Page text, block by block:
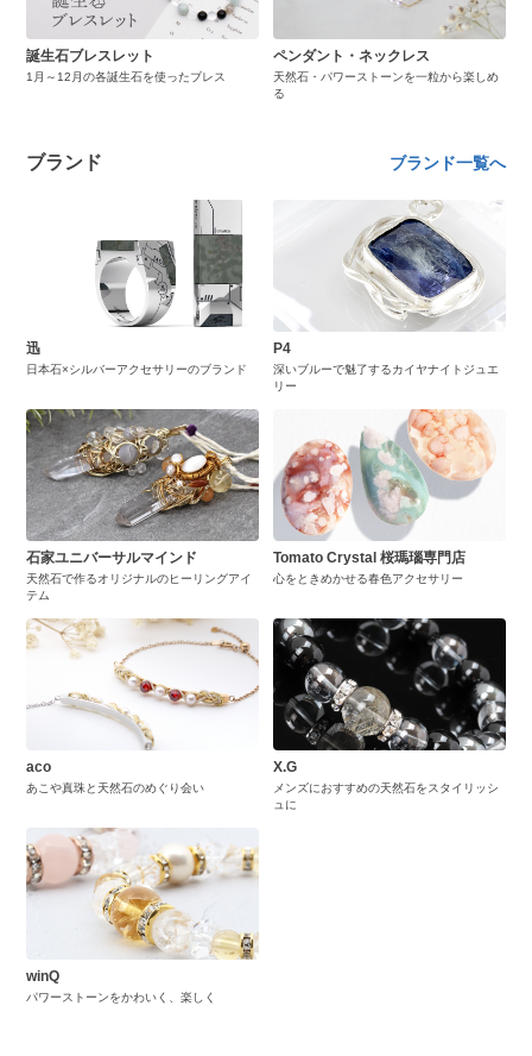
誕生石ブレスレット
1月～12月の各誕生石を使ったブレス
ペンダント・ネックレス
天然石・パワーストーンを一粒から楽しめ
る
ブランド ブランド一覧へ
迅
日本石×シルバーアクセサリーのブランド
P4
深いブルーで魅了するカイヤナイトジュエ
リー
石家ユニバーサルマインド
天然石で作るオリジナルのヒーリングアイ
テム
Tomato Crystal 桜瑪瑙専門店
心をときめかせる春色アクセサリー
aco
あこや真珠と天然石のめぐり会い
X.G
メンズにおすすめの天然石をスタイリッシ
ュに
winQ
パワーストーンをかわいく、楽しく